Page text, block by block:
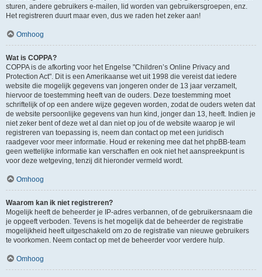
sturen, andere gebruikers e-mailen, lid worden van gebruikersgroepen, enz.
Het registreren duurt maar even, dus we raden het zeker aan!
Omhoog
Wat is COPPA?
COPPA is de afkorting voor het Engelse "Children’s Online Privacy and
Protection Act". Dit is een Amerikaanse wet uit 1998 die vereist dat iedere
website die mogelijk gegevens van jongeren onder de 13 jaar verzamelt,
hiervoor de toestemming heeft van de ouders. Deze toestemming moet
schriftelijk of op een andere wijze gegeven worden, zodat de ouders weten dat
de website persoonlijke gegevens van hun kind, jonger dan 13, heeft. Indien je
niet zeker bent of deze wet al dan niet op jou of de website waarop je wil
registreren van toepassing is, neem dan contact op met een juridisch
raadgever voor meer informatie. Houd er rekening mee dat het phpBB-team
geen wettelijke informatie kan verschaffen en ook niet het aanspreekpunt is
voor deze wetgeving, tenzij dit hieronder vermeld wordt.
Omhoog
Waarom kan ik niet registreren?
Mogelijk heeft de beheerder je IP-adres verbannen, of de gebruikersnaam die
je opgeeft verboden. Tevens is het mogelijk dat de beheerder de registratie
mogelijkheid heeft uitgeschakeld om zo de registratie van nieuwe gebruikers
te voorkomen. Neem contact op met de beheerder voor verdere hulp.
Omhoog